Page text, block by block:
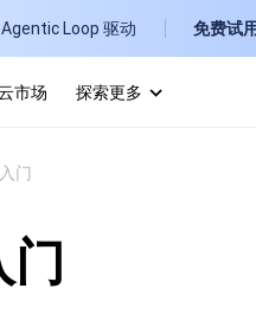
Loop 驱动 免费试
市场 探索更多
门